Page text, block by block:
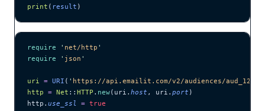
print ( result )
require ' net/http '
require ' json '
uri = URI ( ' https://api.emailit.com/v2/audiences/
http = Net :: HTTP . new(uri. host , uri. port )
http. use_ssl = true